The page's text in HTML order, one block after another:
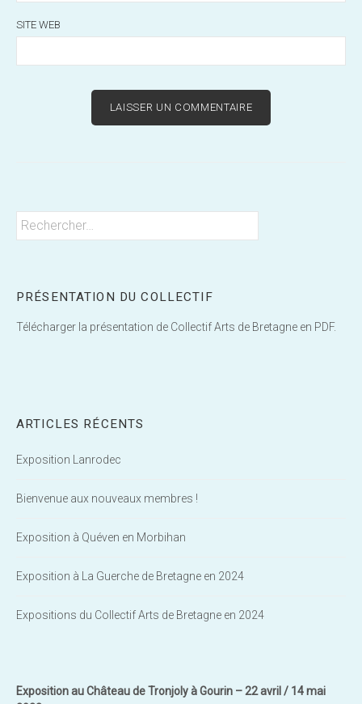
SITE WEB
Rechercher :
PRÉSENTATION DU COLLECTIF
Télécharger la présentation de Collectif Arts de Bretagne en PDF.
ARTICLES RÉCENTS
Exposition Lanrodec
Bienvenue aux nouveaux membres !
Exposition à Quéven en Morbihan
Exposition à La Guerche de Bretagne en 2024
Expositions du Collectif Arts de Bretagne en 2024
Exposition au Château de Tronjoly à Gourin – 22 avril / 14 mai